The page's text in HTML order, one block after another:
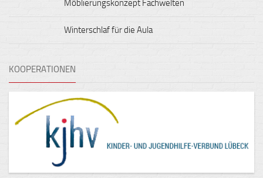
Möblierungskonzept Fachwelten
Winterschlaf für die Aula
KOOPERATIONEN